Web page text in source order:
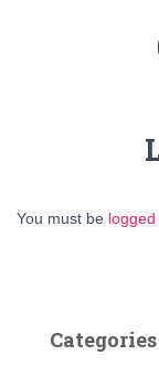
You must be logged
Categories